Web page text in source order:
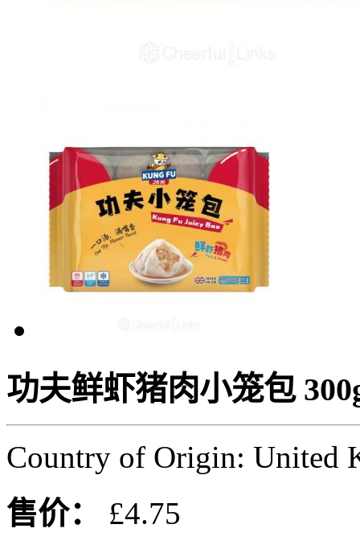
功夫鲜虾猪肉小笼包
Country of Origin: United
售价：
£4.75